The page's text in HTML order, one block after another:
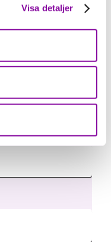
Visa detaljer